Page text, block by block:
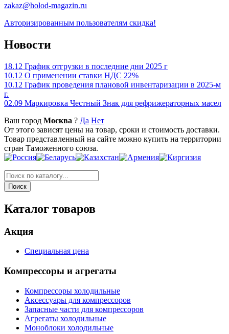
zakaz@holod-magazin.ru
Авторизированным пользователям скидка!
Новости
18.12 График отгрузки в последние дни 2025 г
10.12 О применении ставки НДС 22%
10.12 График проведения плановой инвентаризации в 2025-м
г.
02.09 Маркировка Честный Знак для рефрижераторных масел
Ваш город Москва ? Да Нет
От этого зависят цены на товар, сроки и стоимость доставки.
Товар представленный на сайте можно купить на территории
стран Таможенного союза.
Каталог товаров
Акция
Специальная цена
Компрессоры и агрегаты
Компрессоры холодильные
Аксессуары для компрессоров
Запасные части для компрессоров
Агрегаты холодильные
Моноблоки холодильные